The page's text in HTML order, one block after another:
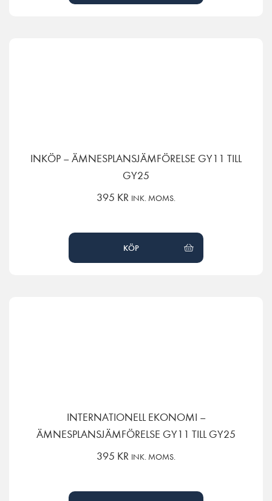
INKÖP – ÄMNESPLANSJÄMFÖRELSE GY11 TILL
GY25
395 KR INK. MOMS.
KÖP
INTERNATIONELL EKONOMI –
ÄMNESPLANSJÄMFÖRELSE GY11 TILL GY25
395 KR INK. MOMS.